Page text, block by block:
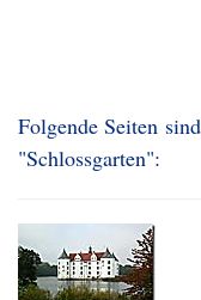
Folgende Seiten
"Schlossgarten":